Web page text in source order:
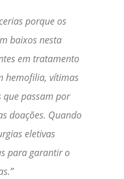
porque os
baixos nesta
em tratamento
hemofilia, vítimas
que passam por
doações. Quando
eletivas
para garantir o